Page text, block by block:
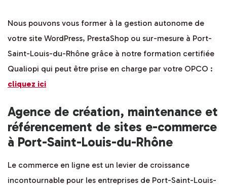
Nous pouvons vous former à la gestion autonome de
votre site WordPress, PrestaShop ou sur-mesure à Port-
Saint-Louis-du-Rhône grâce à notre formation certifiée
Qualiopi qui peut être prise en charge par votre OPCO :
cliquez ici
Agence de création, maintenance et
référencement de sites e-commerce
à Port-Saint-Louis-du-Rhône
Le commerce en ligne est un levier de croissance
incontournable pour les entreprises de Port-Saint-Louis-